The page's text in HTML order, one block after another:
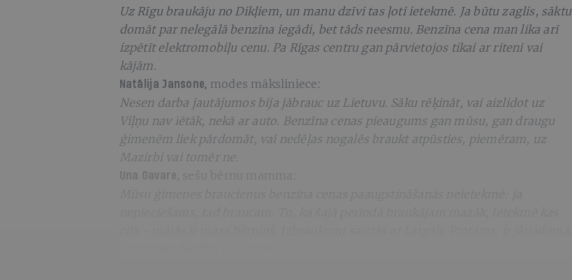
Uz Rīgu braukāju no Dikļiem, un manu dzīvi tas ļoti ietekmē. Ja būtu zaglis, sāktu
domāt par nelegālā benzīna iegādi, bet tāds neesmu. Benzīna cena man lika arī
izpētīt elektromobiļu cenu. Pa Rīgas centru gan pārvietojos tikai ar riteni vai
kājām.
Natālija Jansone, modes māksliniece:
Nesen darba jautājumos bija jābrauc uz Lietuvu. Sāku rēķināt, vai aizlidot uz
Viļņu nav lētāk, nekā ar auto. Benzīna cenas pieaugums gan mūsu, gan draugu
ģimenēm liek pārdomāt, vai nedēļas nogalēs braukt atpūsties, piemēram, uz
Mazirbi vai tomēr ne.
Una Gavare,
sešu bērnu mamma: